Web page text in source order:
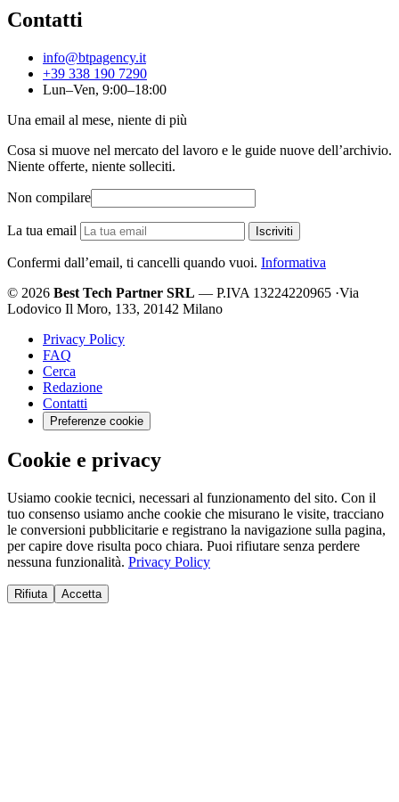
Contatti
info@btpagency.it
+39 338 190 7290
Lun–Ven, 9:00–18:00
Una email al mese, niente di più
Cosa si muove nel mercato del lavoro e le guide nuove dell’archivio.
Niente offerte, niente solleciti.
Non compilare
La tua email Iscriviti
Confermi dall’email, ti cancelli quando vuoi. Informativa
© 2026 Best Tech Partner SRL — P.IVA 13224220965 ·Via
Lodovico Il Moro, 133, 20142 Milano
Privacy Policy
FAQ
Cerca
Redazione
Contatti
Preferenze cookie
Cookie e privacy
Usiamo cookie tecnici, necessari al funzionamento del sito. Con il
tuo consenso usiamo anche cookie che misurano le visite, tracciano
le conversioni pubblicitarie e registrano la navigazione sulla pagina,
per capire dove risulta poco chiara. Puoi rifiutare senza perdere
nessuna funzionalità. Privacy Policy
Rifiuta Accetta